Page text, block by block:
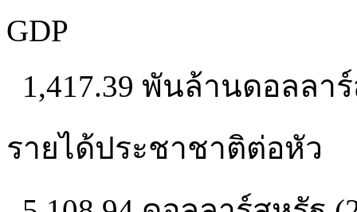
GDP
1,417.39 พันล้านดอลลา
รายได้ประชาชาติต่อหัว